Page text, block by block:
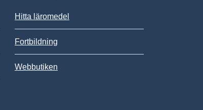
Hitta läromedel
Fortbildning
Webbutiken